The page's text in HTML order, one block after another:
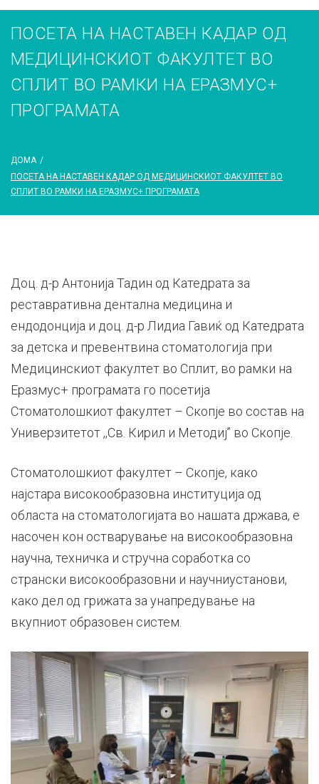
ПОСЕТА НА НАСТАВЕН КАДАР ОД
МЕДИЦИНСКИОТ ФАКУЛТЕТ ВО
СПЛИТ ВО РАМКИ НА ЕРАЗМУС+
ПРОГРАМАТА
ДОМА /
ПОСЕТА НА НАСТАВЕН КАДАР ОД МЕДИЦИНСКИОТ ФАКУЛТЕТ ВО
СПЛИТ ВО РАМКИ НА ЕРАЗМУС+ ПРОГРАМАТА
Доц. д-р Антонија Тадин од Катедрата за
реставративна дентална медицина и
ендодонција и доц. д-р Лидиа Гавиќ од Катедрата
за детска и превентвина стоматологија при
Медицинскиот факултет во Сплит, во рамки на
Еразмус+ програмата го посетија
Стоматолошкиот факултет – Скопје во состав на
Универзитетот ,,Св. Кирил и Методиј’’ во Скопје.
Стоматолошкиот факултет – Скопје, како
најстара високообразовна институција од
областа на стоматологијата во нашата држава, е
насочен кон остварување на високообразовна
научна, техничка и стручна соработка со
странски високообразовни и научниустанови,
како дел од грижата за унапредување на
вкупниот образовен систем.